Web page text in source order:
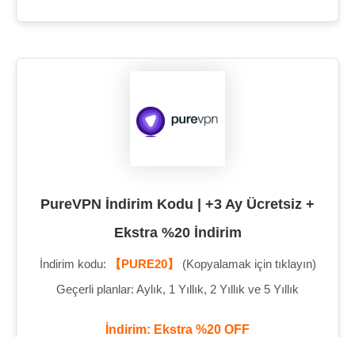
PureVPN İndirim Kodu | +3 Ay Ücretsiz +
Ekstra %20 İndirim
İndirim kodu: 【PURE20】
(Kopyalamak için tıklayın)
Geçerli planlar: Aylık, 1 Yıllık, 2 Yıllık ve 5 Yıllık
İndirim: Ekstra %20 OFF